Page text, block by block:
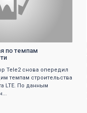
по темпам
Tele2 снова опередил
темпам строительства
LTE. По данным